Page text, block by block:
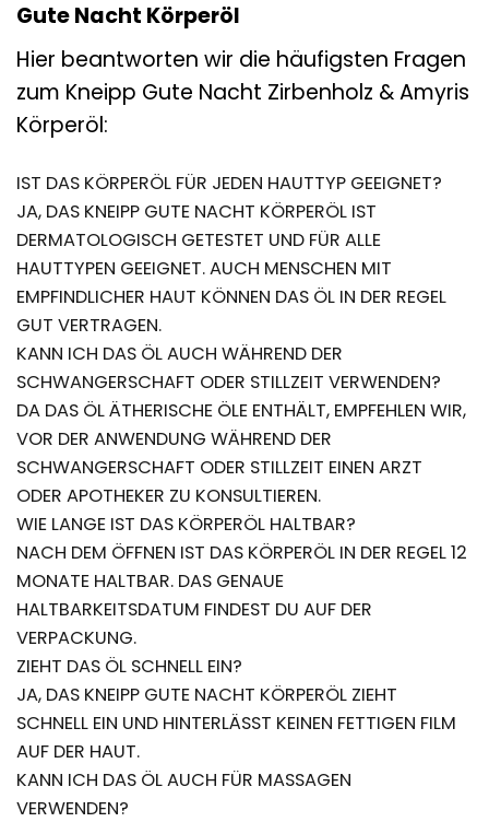
Gute Nacht Körperöl
Hier beantworten wir die häufigsten Fragen
zum Kneipp Gute Nacht Zirbenholz & Amyris
Körperöl:
IST DAS KÖRPERÖL FÜR JEDEN HAUTTYP GEEIGNET?
JA, DAS KNEIPP GUTE NACHT KÖRPERÖL IST
DERMATOLOGISCH GETESTET UND FÜR ALLE
HAUTTYPEN GEEIGNET. AUCH MENSCHEN MIT
EMPFINDLICHER HAUT KÖNNEN DAS ÖL IN DER REGEL
GUT VERTRAGEN.
KANN ICH DAS ÖL AUCH WÄHREND DER
SCHWANGERSCHAFT ODER STILLZEIT VERWENDEN?
DA DAS ÖL ÄTHERISCHE ÖLE ENTHÄLT, EMPFEHLEN WIR,
VOR DER ANWENDUNG WÄHREND DER
SCHWANGERSCHAFT ODER STILLZEIT EINEN ARZT
ODER APOTHEKER ZU KONSULTIEREN.
WIE LANGE IST DAS KÖRPERÖL HALTBAR?
NACH DEM ÖFFNEN IST DAS KÖRPERÖL IN DER REGEL 12
MONATE HALTBAR. DAS GENAUE
HALTBARKEITSDATUM FINDEST DU AUF DER
VERPACKUNG.
ZIEHT DAS ÖL SCHNELL EIN?
JA, DAS KNEIPP GUTE NACHT KÖRPERÖL ZIEHT
SCHNELL EIN UND HINTERLÄSST KEINEN FETTIGEN FILM
AUF DER HAUT.
KANN ICH DAS ÖL AUCH FÜR MASSAGEN
VERWENDEN?